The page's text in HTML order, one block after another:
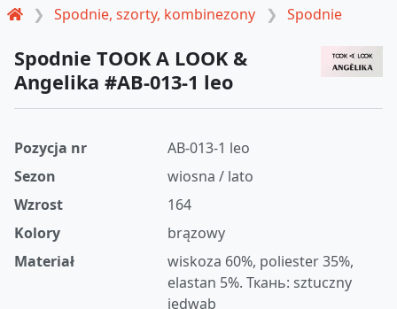
Spodnie, szorty, kombinezony Spodnie
Spodnie TOOK A LOOK &
Angelika #AB-013-1 leo
Pozycja nr
AB-013-1 leo
Sezon
wiosna / lato
Wzrost
164
Kolory
brązowy
Materiał
wiskoza 60%, poliester 35%,
elastan 5%. Ткань: sztuczny
jedwab